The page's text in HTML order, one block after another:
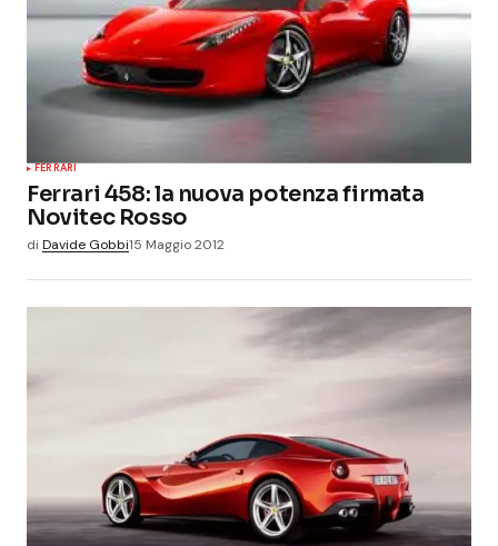
FERRARI
Ferrari 458: la nuova potenza firmata
Novitec Rosso
di Davide Gobbi15 Maggio 2012